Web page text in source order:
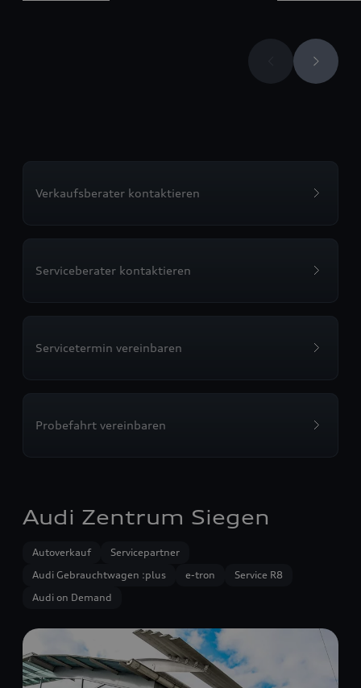
Verkaufsberater kontaktieren
Serviceberater kontaktieren
Servicetermin vereinbaren
Probefahrt vereinbaren
Audi Zentrum Siegen
Autoverkauf
Servicepartner
Audi Gebrauchtwagen :plus
e-tron
Service R8
Audi on Demand